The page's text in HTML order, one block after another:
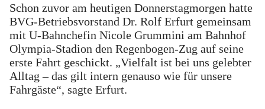
Schon zuvor am heutigen Donnerstagmorgen hatte
BVG-Betriebsvorstand Dr. Rolf Erfurt gemeinsam
mit U-Bahnchefin Nicole Grummini am Bahnhof
Olympia-Stadion den Regenbogen-Zug auf seine
erste Fahrt geschickt. „Vielfalt ist bei uns gelebter
Alltag – das gilt intern genauso wie für unsere
Fahrgäste“, sagte Erfurt.